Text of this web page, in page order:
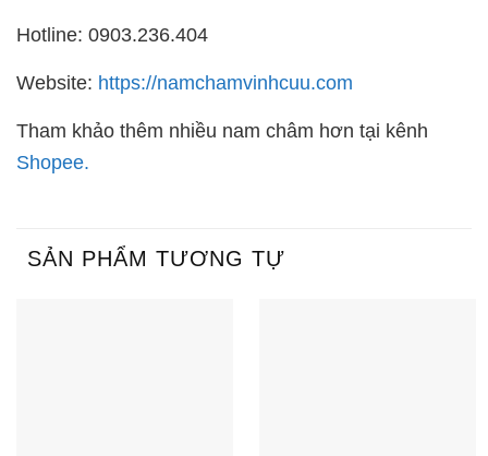
Hotline: 0903.236.404
Website: https://namchamvinhcuu.com
Tham khảo thêm nhiều nam châm hơn tại kênh
Shopee.
SẢN PHẨM TƯƠNG TỰ